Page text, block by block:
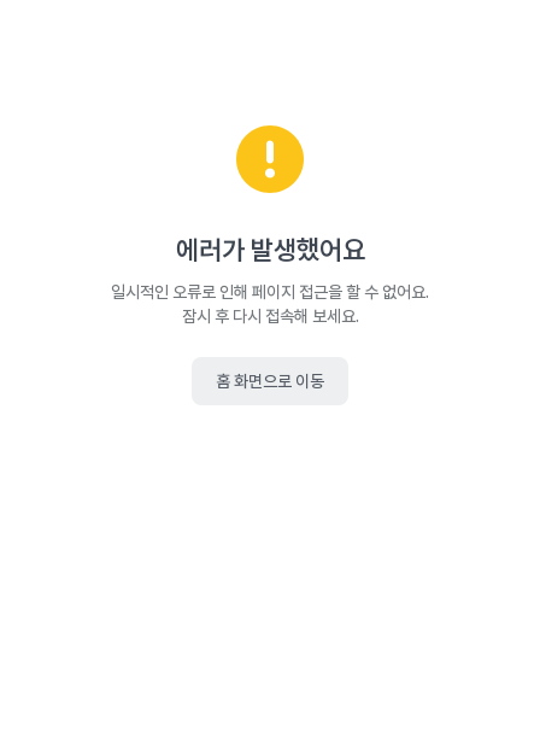
에러가 발생했어요
일시적인 오류로 인해 페이지 접근을 할 수 없어요.
잠시 후 다시 접속해 보세요.
홈 화면으로 이동